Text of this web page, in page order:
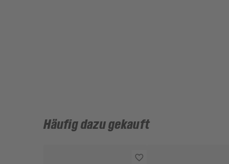
Häufig dazu gekauft